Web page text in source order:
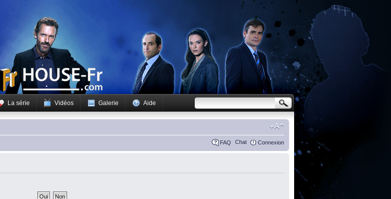
La série Vidéos Galerie Aide
FAQ Chat Connexion